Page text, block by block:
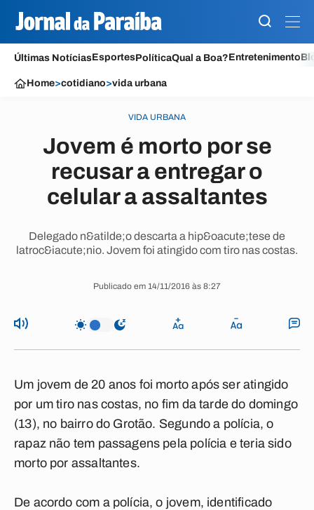
Últimas NotíciasEsportesPolíticaQual a Boa?Entretenimento
Home>cotidiano>vida urbana
VIDA URBANA
Jovem é morto por se
recusar a entregar o
celular a assaltantes
Delegado n&atilde;o descarta a hip&oacute;tese de
latroc&iacute;nio. Jovem foi atingido com tiro nas costas.
Publicado em 14/11/2016 às 8:27
Um jovem de 20 anos foi morto após ser atingido
por um tiro nas costas, no fim da tarde do domingo
(13), no bairro do Grotão. Segundo a polícia, o
rapaz não tem passagens pela polícia e teria sido
morto por assaltantes.
De acordo com a polícia, o jovem, identificado